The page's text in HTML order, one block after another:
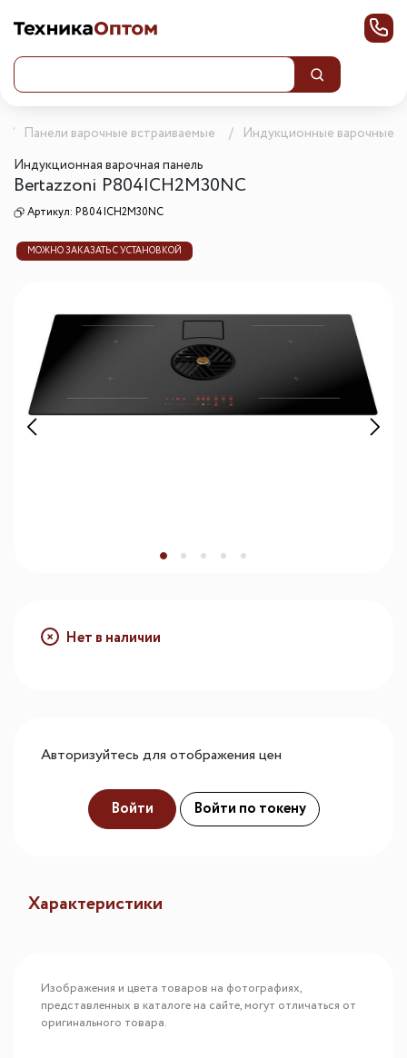
Панели варочные встраиваемые
Индукционные варочные
Индукционная варочная панель
Bertazzoni P804ICH2M30NC
Артикул: P804ICH2M30NC
МОЖНО ЗАКАЗАТЬ С УСТАНОВКОЙ
Нет в наличии
Авторизуйтесь для отображения цен
Войти Войти по токену
Характеристики
Изображения и цвета товаров на фотографиях,
представленных в каталоге на сайте, могут отличаться от
оригинального товара.